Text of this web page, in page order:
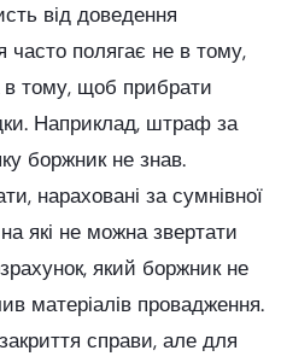
від доведення
часто полягає не в тому,
тому, щоб прибрати
Наприклад, штраф за
боржник не знав.
нараховані за сумнівної
які не можна звертати
який боржник не
матеріалів провадження.
справи, але для